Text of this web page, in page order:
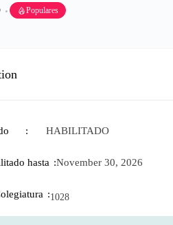
Populares
HABILITADO
hasta November 30, 2026
1028